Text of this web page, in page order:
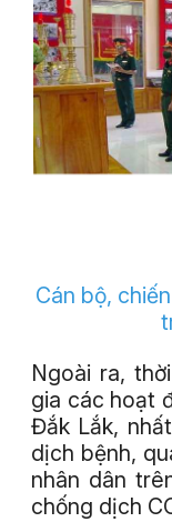
Cán bộ,
Ngoài ra,
gia các hoạt
Đắk Lắk,
dịch bệnh,
nhân dân
chống dịch